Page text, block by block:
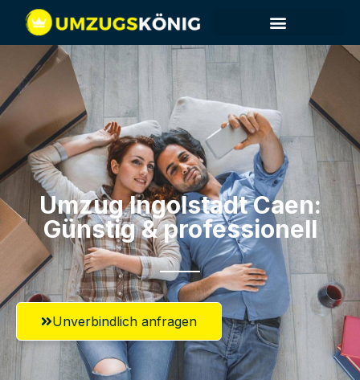
Umzug Ingolstadt​ Caen:
Günstig & professionell​
Unverbindlich anfragen